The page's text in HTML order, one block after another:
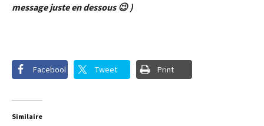
message juste en dessous 😉 )
Facebook Tweet Print
Similaire